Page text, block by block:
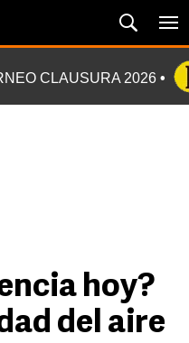
CLAUSURA 2026
hoy?
del aire